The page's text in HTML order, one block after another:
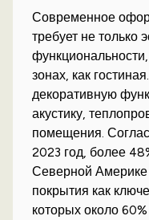
Современное
требует не только
зонах, как
декоративную
акустику,
помещения.
2023 год, более
Северной
покрытия как
которых около